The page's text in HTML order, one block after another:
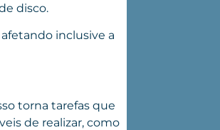
disco.
inclusive a
torna tarefas que
de realizar, como